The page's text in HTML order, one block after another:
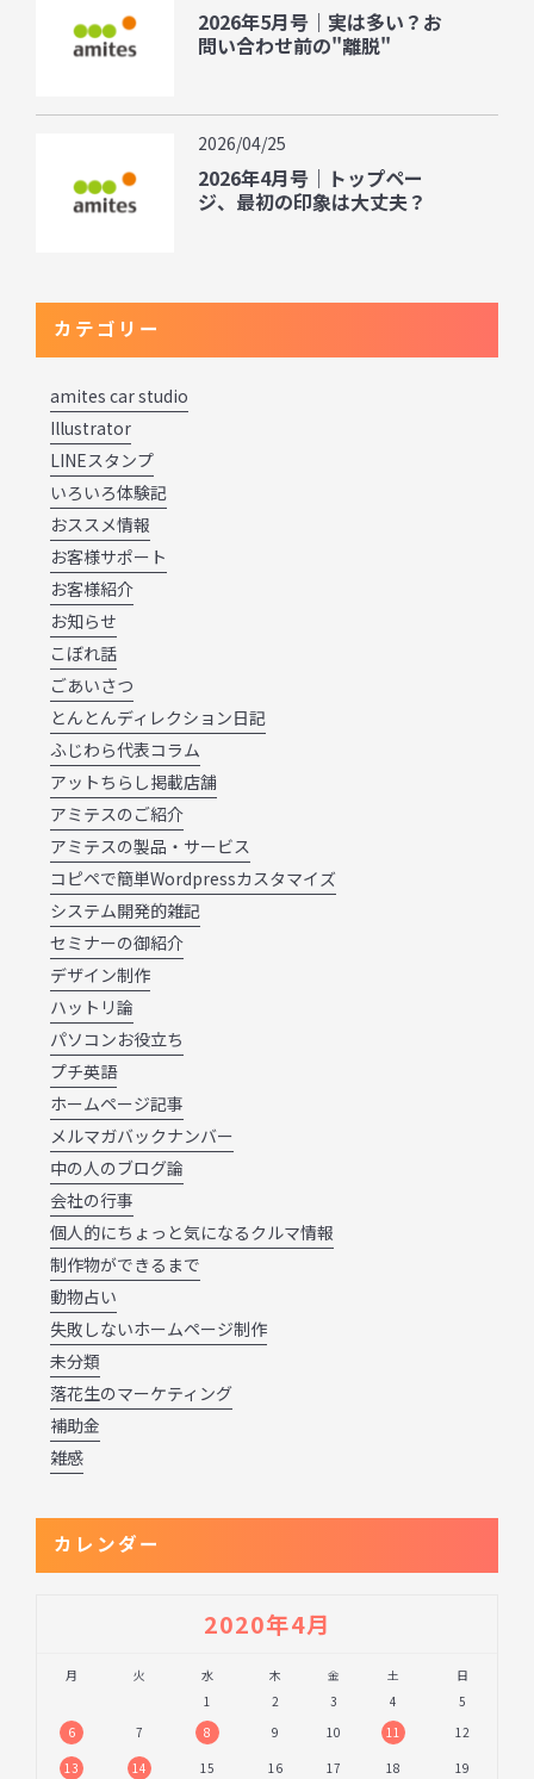
2026年5月号｜実は多い？お
問い合わせ前の"離脱"
2026/04/25
2026年4月号｜トップペー
ジ、最初の印象は大丈夫？
カテゴリー
amites car studio
Illustrator
LINEスタンプ
いろいろ体験記
おススメ情報
お客様サポート
お客様紹介
お知らせ
こぼれ話
ごあいさつ
とんとんディレクション日記
ふじわら代表コラム
アットちらし掲載店舗
アミテスのご紹介
アミテスの製品・サービス
コピペで簡単Wordpressカスタマイズ
システム開発的雑記
セミナーの御紹介
デザイン制作
ハットリ論
パソコンお役立ち
プチ英語
ホームページ記事
メルマガバックナンバー
中の人のブログ論
会社の行事
個人的にちょっと気になるクルマ情報
制作物ができるまで
動物占い
失敗しないホームページ制作
未分類
落花生のマーケティング
補助金
雑感
カレンダー
2020年4月
月 火 水 木 金 土
日
1
2 3 4
5
6
7 8 9 10 11
12
13
14 15 16 17 18
19